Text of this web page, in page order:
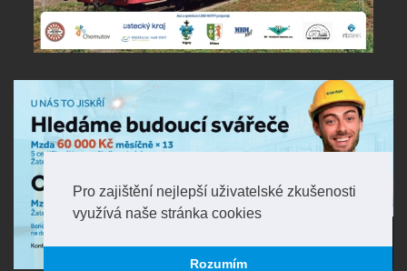
Pro zajištění nejlepší uživatelské zkušenosti
využívá naše stránka cookies
Rozumím